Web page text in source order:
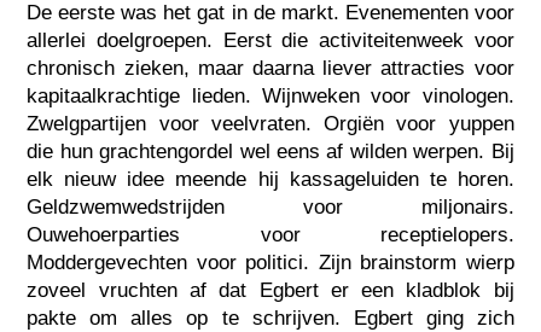
De eerste was het gat in de markt. Evenementen voor
allerlei doelgroepen. Eerst die activiteitenweek voor
chronisch zieken, maar daarna liever attracties voor
kapitaalkrachtige lieden. Wijnweken voor vinologen.
Zwelgpartijen voor veelvraten. Orgiën voor yuppen
die hun grachtengordel wel eens af wilden werpen. Bij
elk nieuw idee meende hij kassageluiden te horen.
Geldzwemwedstrijden voor miljonairs.
Ouwehoerparties voor receptielopers.
Moddergevechten voor politici. Zijn brainstorm wierp
zoveel vruchten af dat Egbert er een kladblok bij
pakte om alles op te schrijven. Egbert ging zich